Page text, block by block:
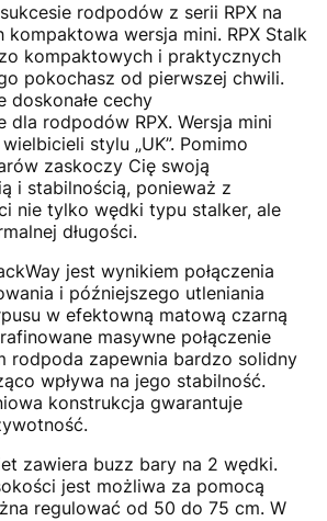
rodpodów z serii RPX na
kompaktowa wersja mini. RPX Stalk
kompaktowych i praktycznych
pokochasz od pierwszej chwili.
doskonałe cechy
dla rodpodów RPX. Wersja mini
stylu „UK”. Pomimo
zaskoczy Cię swoją
i stabilnością, ponieważ z
nie tylko wędki typu stalker, ale
długości.
jest wynikiem połączenia
i późniejszego utleniania
w efektowną matową czarną
masywne połączenie
rodpoda zapewnia bardzo solidny
wpływa na jego stabilność.
konstrukcja gwarantuje
zawiera buzz bary na 2 wędki.
jest możliwa za pomocą
regulować od 50 do 75 cm. W